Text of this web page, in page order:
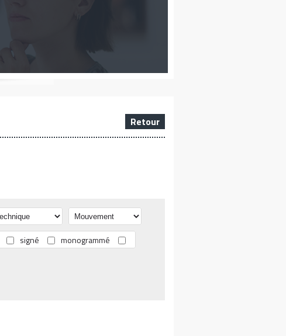
Retour
signé monogrammé